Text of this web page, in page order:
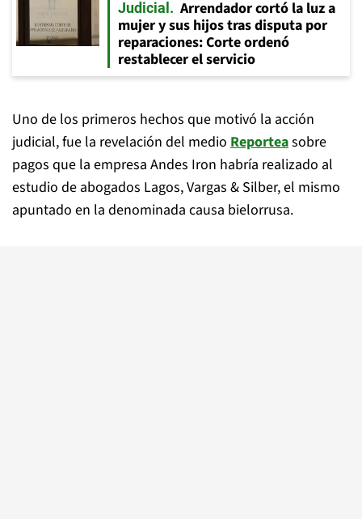
Judicial
Arrendador cortó la luz a
mujer y sus hijos tras disputa por
reparaciones: Corte ordenó
restablecer el servicio
Uno de los primeros hechos que motivó la acción
judicial, fue la revelación del medio Reporteasobre
pagos que la empresa Andes Iron habría realizado al
estudio de abogados Lagos, Vargas & Silber, el mismo
apuntado en la denominada causa bielorrusa.